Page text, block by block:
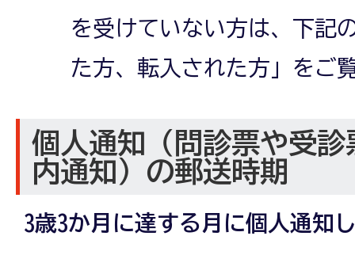
を受けていない方は、下記
た方、転入された方」をご
個人通知（問診票や受
内通知）の郵送時期
3歳3か月に達する月に個人通知